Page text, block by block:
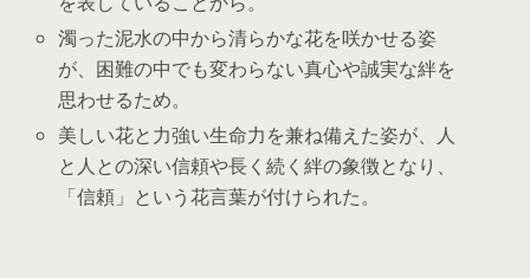
濁った泥水の中から清らかな花を咲かせる姿
が、困難の中でも変わらない真心や誠実な絆を
思わせるため。
美しい花と力強い生命力を兼ね備えた姿が、人
と人との深い信頼や長く続く絆の象徴となり、
「信頼」という花言葉が付けられた。